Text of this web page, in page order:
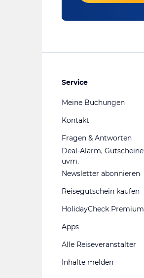
Service
Meine Buchungen
Kontakt
Fragen & Antworten
Deal-Alarm, Gutscheine
uvm.
Newsletter abonnieren
Reisegutschein kaufen
HolidayCheck Premium
Apps
Alle Reiseveranstalter
Inhalte melden